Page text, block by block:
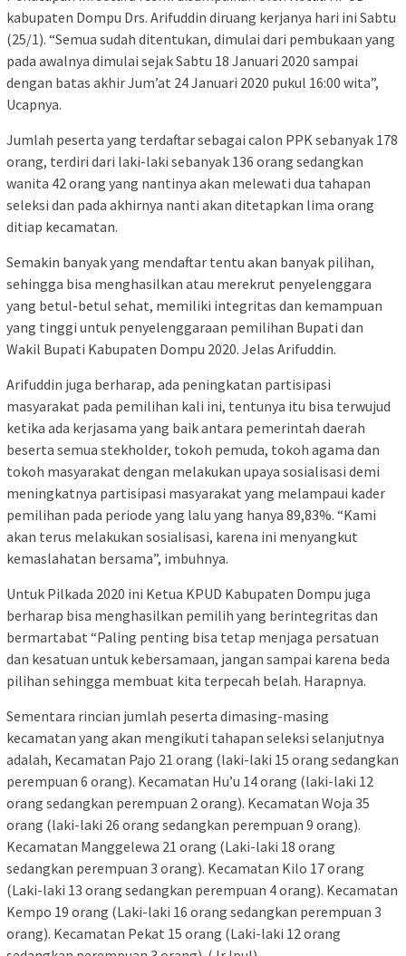
kabupaten Dompu Drs. Arifuddin diruang kerjanya hari ini Sabtu
(25/1). “Semua sudah ditentukan, dimulai dari pembukaan yang
pada awalnya dimulai sejak Sabtu 18 Januari 2020 sampai
dengan batas akhir Jum’at 24 Januari 2020 pukul 16:00 wita”,
Ucapnya.
Jumlah peserta yang terdaftar sebagai calon PPK sebanyak 178
orang, terdiri dari laki-laki sebanyak 136 orang sedangkan
wanita 42 orang yang nantinya akan melewati dua tahapan
seleksi dan pada akhirnya nanti akan ditetapkan lima orang
ditiap kecamatan.
Semakin banyak yang mendaftar tentu akan banyak pilihan,
sehingga bisa menghasilkan atau merekrut penyelenggara
yang betul-betul sehat, memiliki integritas dan kemampuan
yang tinggi untuk penyelenggaraan pemilihan Bupati dan
Wakil Bupati Kabupaten Dompu 2020. Jelas Arifuddin.
Arifuddin juga berharap, ada peningkatan partisipasi
masyarakat pada pemilihan kali ini, tentunya itu bisa terwujud
ketika ada kerjasama yang baik antara pemerintah daerah
beserta semua stekholder, tokoh pemuda, tokoh agama dan
tokoh masyarakat dengan melakukan upaya sosialisasi demi
meningkatnya partisipasi masyarakat yang melampaui kader
pemilihan pada periode yang lalu yang hanya 89,83%. “Kami
akan terus melakukan sosialisasi, karena ini menyangkut
kemaslahatan bersama”, imbuhnya.
Untuk Pilkada 2020 ini Ketua KPUD Kabupaten Dompu juga
berharap bisa menghasilkan pemilih yang berintegritas dan
bermartabat “Paling penting bisa tetap menjaga persatuan
dan kesatuan untuk kebersamaan, jangan sampai karena beda
pilihan sehingga membuat kita terpecah belah. Harapnya.
Sementara rincian jumlah peserta dimasing-masing
kecamatan yang akan mengikuti tahapan seleksi selanjutnya
adalah, Kecamatan Pajo 21 orang (laki-laki 15 orang sedangkan
perempuan 6 orang). Kecamatan Hu’u 14 orang (laki-laki 12
orang sedangkan perempuan 2 orang). Kecamatan Woja 35
orang (laki-laki 26 orang sedangkan perempuan 9 orang).
Kecamatan Manggelewa 21 orang (Laki-laki 18 orang
sedangkan perempuan 3 orang). Kecamatan Kilo 17 orang
(Laki-laki 13 orang sedangkan perempuan 4 orang). Kecamatan
Kempo 19 orang (Laki-laki 16 orang sedangkan perempuan 3
orang). Kecamatan Pekat 15 orang (Laki-laki 12 orang